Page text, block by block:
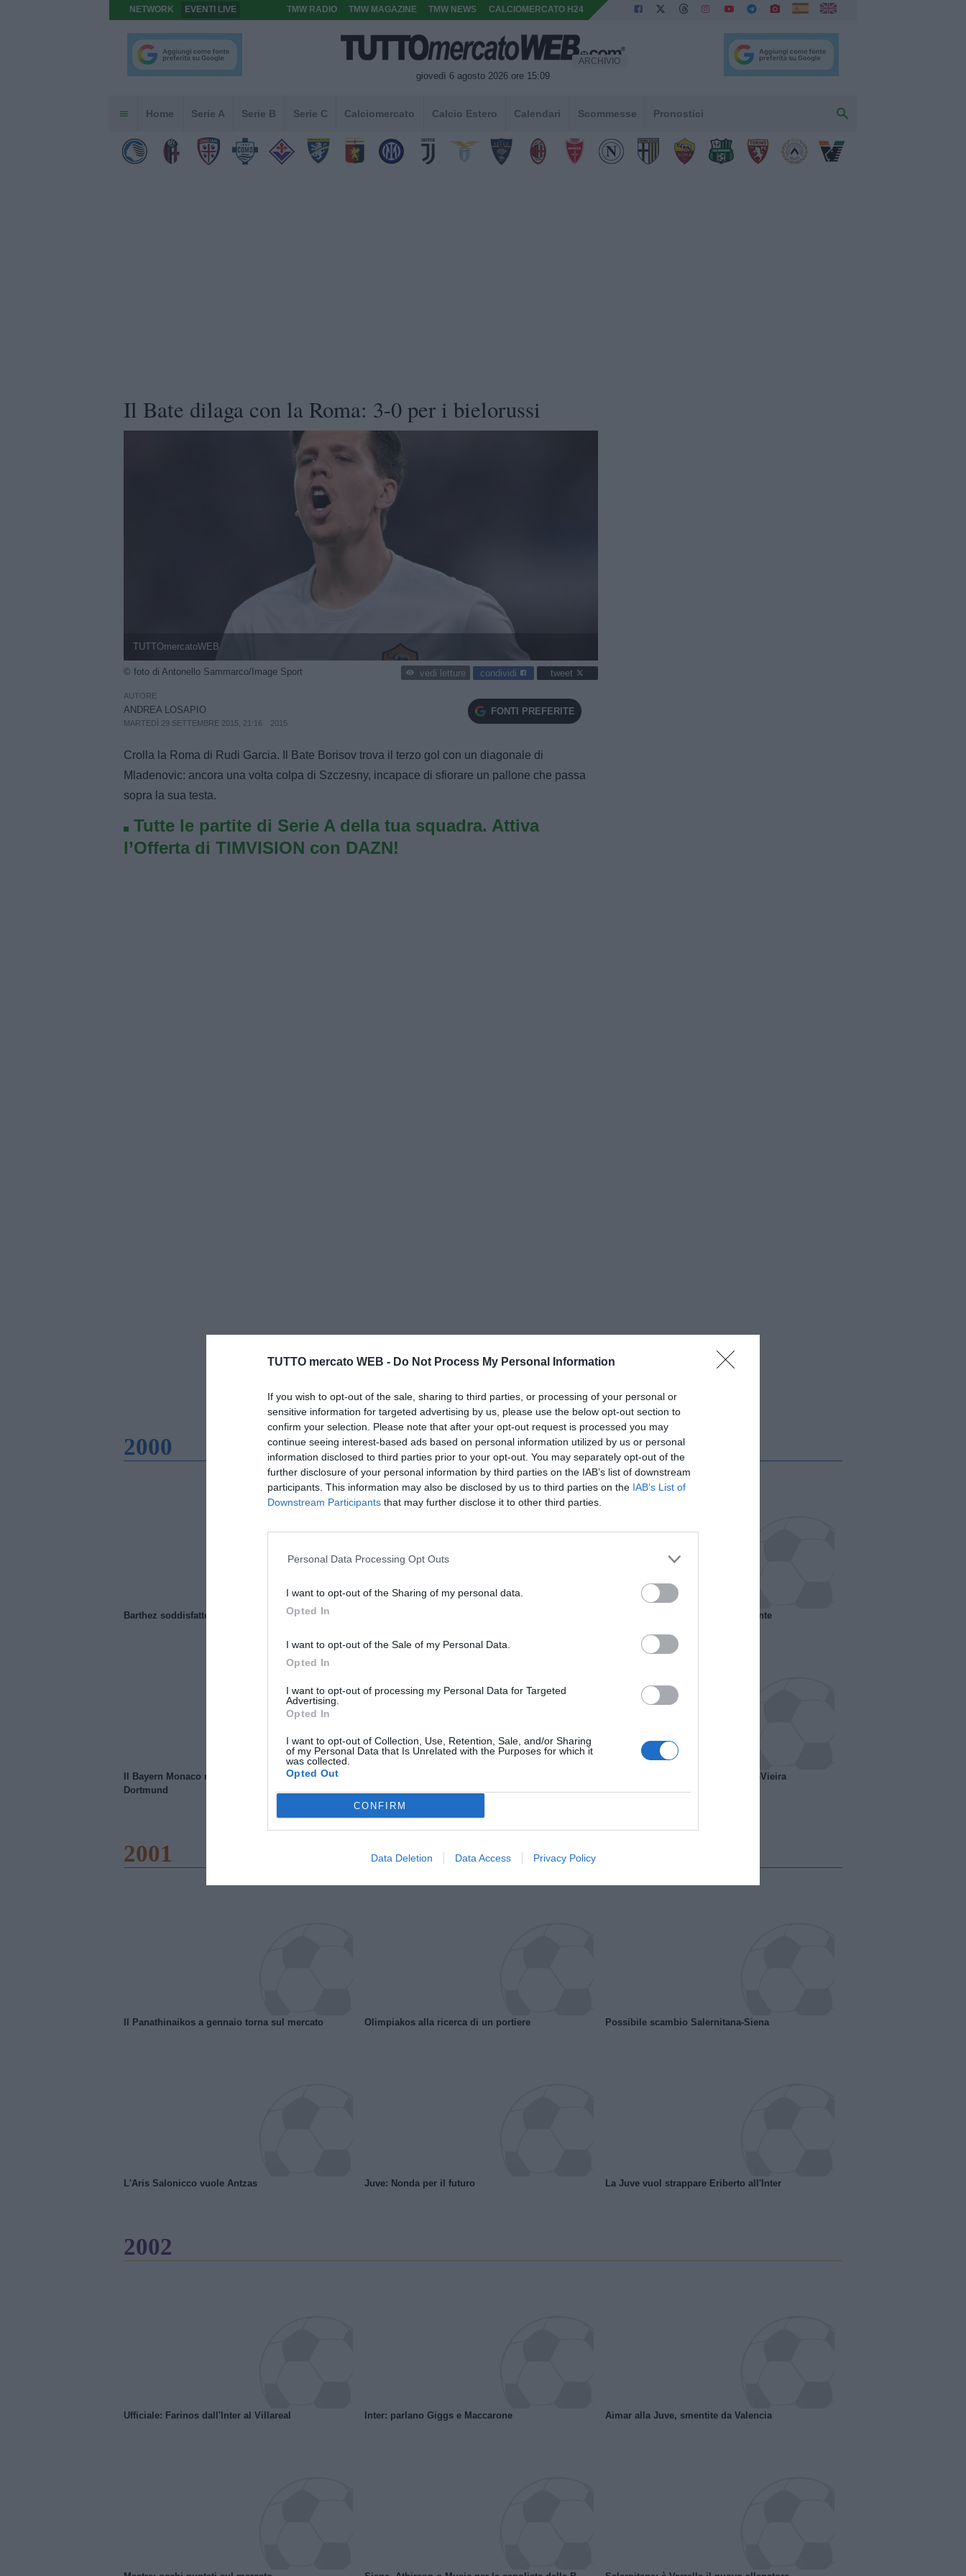
TUTTO mercato WEB - Do Not Process My Personal Information
If you wish to opt-out of the sale, sharing to third parties, or processing of your personal or
sensitive information for targeted advertising by us, please use the below opt-out section to
confirm your selection. Please note that after your opt-out request is processed you may
continue seeing interest-based ads based on personal information utilized by us or personal
information disclosed to third parties prior to your opt-out. You may separately opt-out of the
further disclosure of your personal information by third parties on the IAB’s list of downstream
participants. This information may also be disclosed by us to third parties on the IAB’s List of
Downstream Participants that may further disclose it to other third parties.
Personal Data Processing Opt Outs
I want to opt-out of the Sharing of my personal data.
Opted In
I want to opt-out of the Sale of my Personal Data.
Opted In
I want to opt-out of processing my Personal Data for Targeted
Advertising.
Opted In
I want to opt-out of Collection, Use, Retention, Sale, and/or Sharing
of my Personal Data that Is Unrelated with the Purposes for which it
was collected.
Opted Out
CONFIRM
Data Deletion Data Access Privacy Policy
NETWORK EVENTI LIVE TMW RADIO TMW MAGAZINE TMW NEWS CALCIOMERCATO H24
giovedì 6 agosto 2026 ore 15:09
ARCHIVIO
Home Serie A Serie B Serie C Calciomercato Calcio Estero Calendari Scommesse Pronostici
Il Bate dilaga con la Roma: 3-0 per i bielorussi
TUTTOmercatoWEB
© foto di Antonello Sammarco/Image Sport vedi letture condividi tweet
AUTORE
ANDREA LOSAPIO
MARTEDÌ 29 SETTEMBRE 2015, 21:16 2015
FONTI PREFERITE
Crolla la Roma di Rudi Garcia. Il Bate Borisov trova il terzo gol con un diagonale di
Mladenovic: ancora una volta colpa di Szczesny, incapace di sfiorare un pallone che passa
sopra la sua testa.
Tutte le partite di Serie A della tua squadra. Attiva
l’Offerta di TIMVISION con DAZN!
2000
Barthez soddisfatto del Manchester United Francia, il Marsiglia senza presidente
Il Bayern Monaco ridimensiona il Borussia
Dortmund
A gennaio ipotesi scambio Davids-Vieira
2001
Il Panathinaikos a gennaio torna sul mercato Olimpiakos alla ricerca di un portiere Possibile scambio Salernitana-Siena
L'Aris Salonicco vuole Antzas Juve: Nonda per il futuro La Juve vuol strappare Eriberto all'Inter
2002
Ufficiale: Farinos dall'Inter al Villareal Inter: parlano Giggs e Maccarone Aimar alla Juve, smentite da Valencia